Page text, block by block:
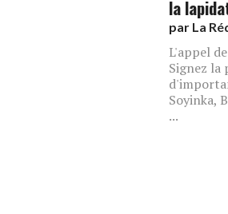
la
par La
L'appel
Signez la
Soyinka,
...